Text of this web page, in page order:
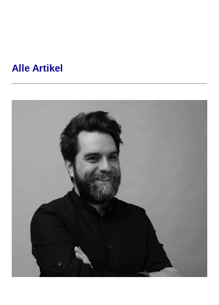
Alle Artikel